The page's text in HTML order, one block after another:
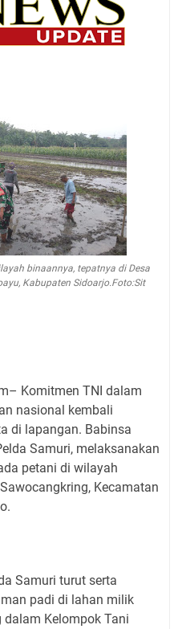
binaannya, tepatnya di Desa
Kabupaten Sidoarjo.Foto:Sit
Komitmen TNI dalam
nasional kembali
di lapangan. Babinsa
Samuri, melaksanakan
petani di wilayah
Kecamatan
Samuri turut serta
padi di lahan milik
dalam Kelompok Tani